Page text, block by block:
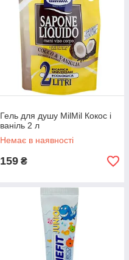
Гель для душу MilMil Кокос і
ваніль 2 л
Немає в наявності
159 ₴